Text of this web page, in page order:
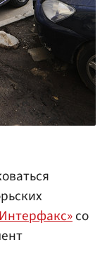
со